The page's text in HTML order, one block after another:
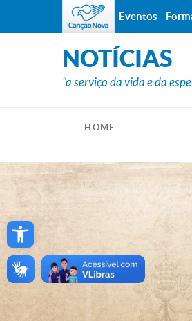
Open toolbar
NOTÍCIAS
"a serviço da vida e da
HOME
Eventos